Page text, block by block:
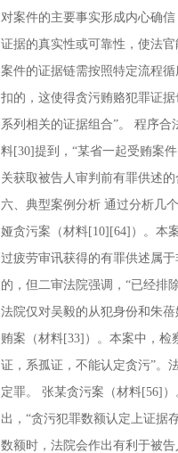
对案件的主要事实形成内心确
证据的真实性或可靠性，使法
案件的证据链需按照特定流程
扣的，这使得贪污贿赂犯罪证
系列相关的证据组合”。 程序
料[30]提到，“某省一起受贿案
关获取被告人审判前有罪供述
六、典型案例分析 通过分析几
娅贪污案（材料[10][64]）。本
过疲劳审讯获得的有罪供述属
的，但二审法院强调，“已经排
法院仅对吴毅的从犯身份和朱
贿案（材料[33]）。本案中，检
证，系孤证，不能认定贪污”。
定罪。 张某贪污案（材料[56]
出，“贪污犯罪数额认定上证据
数额时，法院会作出有利于被